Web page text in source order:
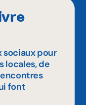
sociaux pour
locales, de
font